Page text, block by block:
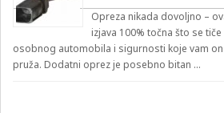
Opreza nikada dovoljno –
izjava 100% točna što se tiče
osobnog automobila i sigurnosti koje vam on
pruža. Dodatni oprez je posebno bitan …